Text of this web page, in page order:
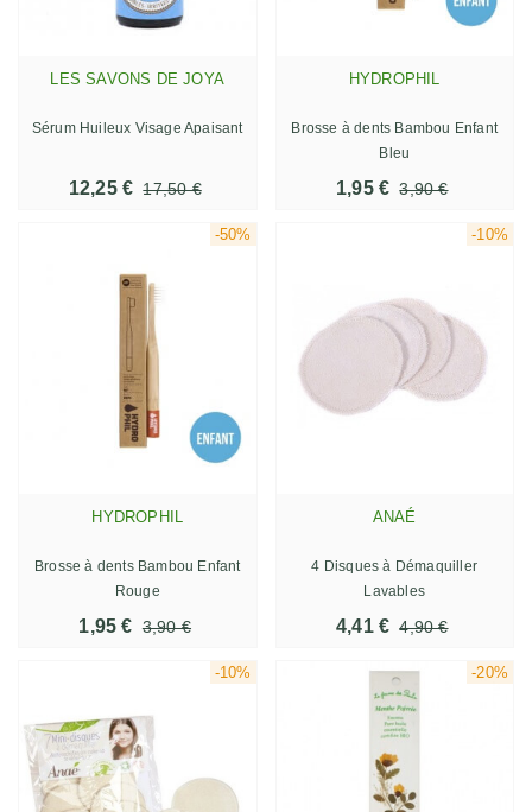
LES SAVONS DE JOYA
Sérum Huileux Visage Apaisant
12,25 € 17,50 €
HYDROPHIL
Brosse à dents Bambou Enfant
Bleu
1,95 € 3,90 €
-50%
HYDROPHIL
Brosse à dents Bambou Enfant
Rouge
1,95 € 3,90 €
-10%
ANAÉ
4 Disques à Démaquiller
Lavables
4,41 € 4,90 €
-10% -20%